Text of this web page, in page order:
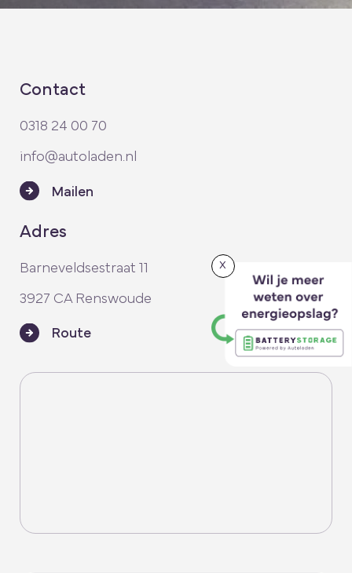
Contact
0318 24 00 70
info@autoladen.nl
Mailen
Adres
Barneveldsestraat 11
3927 CA Renswoude
Route
x